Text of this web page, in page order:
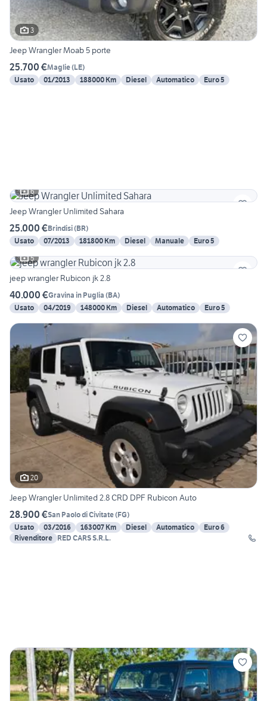
3
Jeep Wrangler Moab 5 porte
25.700 €Maglie(LE)
Usato
01/2013 188000 Km Diesel Automatico Euro 5
6
Jeep Wrangler Unlimited Sahara
25.000 €Brindisi(BR)
Usato
07/2013 181800 Km Diesel Manuale
Euro 5
5
jeep wrangler Rubicon jk 2.8
40.000 €Gravina in Puglia (BA)
Usato
04/2019 148000 Km Diesel Automatico Euro 5
20
Jeep Wrangler Unlimited 2.8 CRD DPF Rubicon Auto
28.900 €San Paolo di Civitate(FG)
Usato
03/2016 163007 Km Diesel Automatico
Euro 6
Rivenditore RED CARS S.R.L.